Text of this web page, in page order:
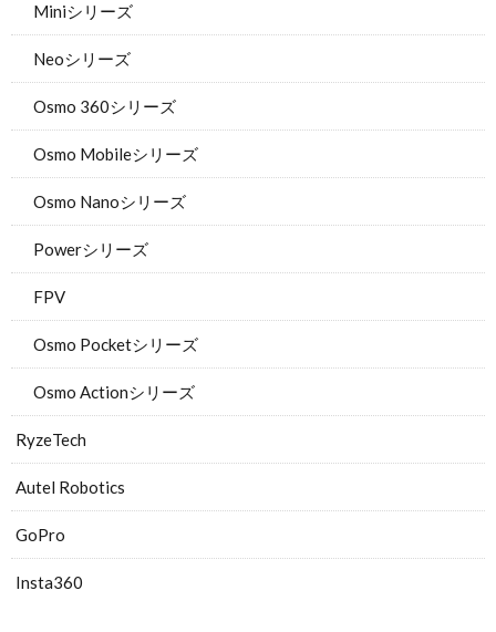
Miniシリーズ
Neoシリーズ
Osmo 360シリーズ
Osmo Mobileシリーズ
Osmo Nanoシリーズ
Powerシリーズ
FPV
Osmo Pocketシリーズ
Osmo Actionシリーズ
RyzeTech
Autel Robotics
GoPro
Insta360